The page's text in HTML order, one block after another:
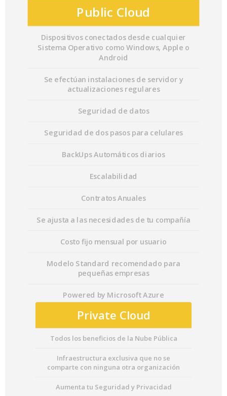
Public Cloud
Dispositivos conectados desde cualquier
Sistema Operativo como Windows, Apple o
Android
Se efectúan instalaciones de servidor y
actualizaciones regulares
Seguridad de datos
Seguridad de dos pasos para celulares
BackUps Automáticos diarios
Escalabilidad
Contratos Anuales
Se ajusta a las necesidades de tu compañía
Costo fijo mensual por usuario
Modelo Standard recomendado para
pequeñas empresas
Powered by Microsoft Azure
Private Cloud
Todos los beneficios de la Nube Pública
Infraestructura exclusiva que no se
comparte con ninguna otra organización
Aumenta tu Seguridad y Privacidad